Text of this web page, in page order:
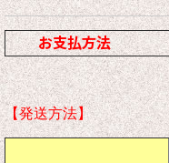
お支払方法
【発送方法】